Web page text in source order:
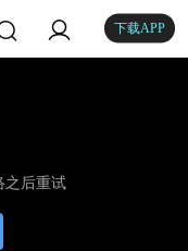
下载APP
之后重试